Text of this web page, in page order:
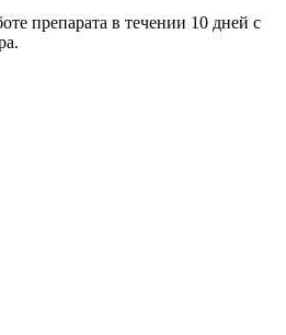
препарата в течении 10 дней с